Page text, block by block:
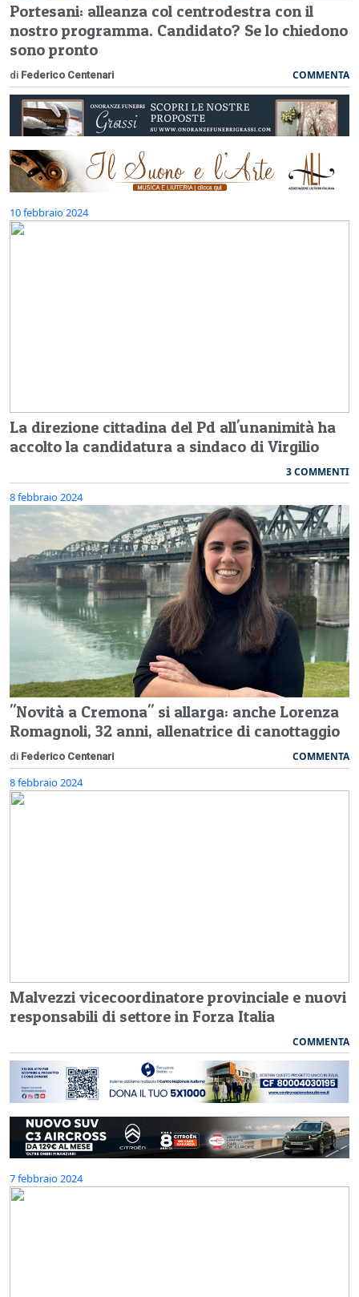
Portesani: alleanza col centrodestra con il
nostro programma. Candidato? Se lo chiedono
sono pronto
di Federico Centenari COMMENTA
10 febbraio 2024
La direzione cittadina del Pd all'unanimità ha
accolto la candidatura a sindaco di Virgilio
3 COMMENTI
8 febbraio 2024
"Novità a Cremona" si allarga: anche Lorenza
Romagnoli, 32 anni, allenatrice di canottaggio
di Federico Centenari COMMENTA
8 febbraio 2024
Malvezzi vicecoordinatore provinciale e nuovi
responsabili di settore in Forza Italia
COMMENTA
7 febbraio 2024